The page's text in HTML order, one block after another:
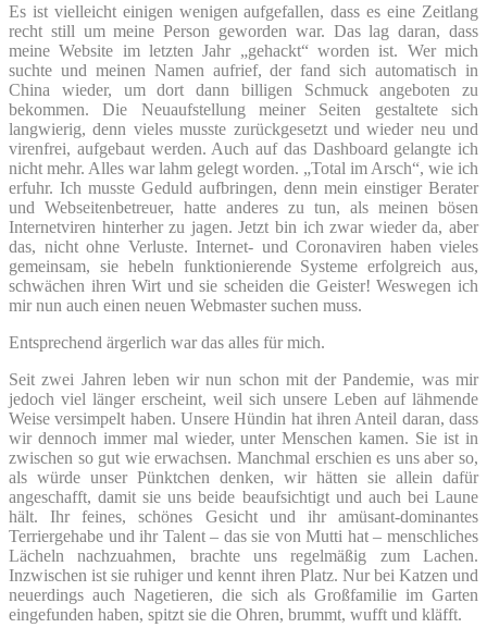
Es ist vielleicht einigen wenigen aufgefallen, dass es eine Zeitlang
recht still um meine Person geworden war. Das lag daran, dass
meine Website im letzten Jahr „gehackt“ worden ist. Wer mich
suchte und meinen Namen aufrief, der fand sich automatisch in
China wieder, um dort dann billigen Schmuck angeboten zu
bekommen. Die Neuaufstellung meiner Seiten gestaltete sich
langwierig, denn vieles musste zurückgesetzt und wieder neu und
virenfrei, aufgebaut werden. Auch auf das Dashboard gelangte ich
nicht mehr. Alles war lahm gelegt worden. „Total im Arsch“, wie ich
erfuhr. Ich musste Geduld aufbringen, denn mein einstiger Berater
und Webseitenbetreuer, hatte anderes zu tun, als meinen bösen
Internetviren hinterher zu jagen. Jetzt bin ich zwar wieder da, aber
das, nicht ohne Verluste. Internet- und Coronaviren haben vieles
gemeinsam, sie hebeln funktionierende Systeme erfolgreich aus,
schwächen ihren Wirt und sie scheiden die Geister! Weswegen ich
mir nun auch einen neuen Webmaster suchen muss.
Entsprechend ärgerlich war das alles für mich.
Seit zwei Jahren leben wir nun schon mit der Pandemie, was mir
jedoch viel länger erscheint, weil sich unsere Leben auf lähmende
Weise versimpelt haben. Unsere Hündin hat ihren Anteil daran, dass
wir dennoch immer mal wieder, unter Menschen kamen. Sie ist in
zwischen so gut wie erwachsen. Manchmal erschien es uns aber so,
als würde unser Pünktchen denken, wir hätten sie allein dafür
angeschafft, damit sie uns beide beaufsichtigt und auch bei Laune
hält. Ihr feines, schönes Gesicht und ihr amüsant-dominantes
Terriergehabe und ihr Talent – das sie von Mutti hat – menschliches
Lächeln nachzuahmen, brachte uns regelmäßig zum Lachen.
Inzwischen ist sie ruhiger und kennt ihren Platz. Nur bei Katzen und
neuerdings auch Nagetieren, die sich als Großfamilie im Garten
eingefunden haben, spitzt sie die Ohren, brummt, wufft und kläfft.